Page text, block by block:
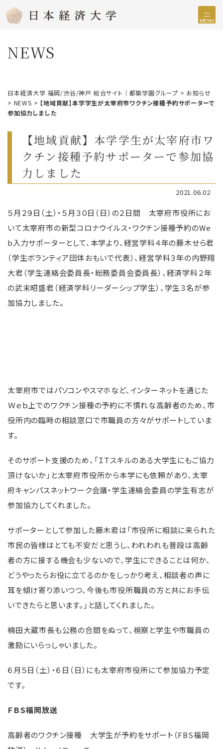
MENU
NEWS
日本経済大学 福岡/渋谷/神戸 総合サイト｜都築学園グループ > お知らせ
> NEWS > 【地域貢献】本学学生が太宰府市ワクチン接種予約サポーターで
参加協力しました
【地域貢献】本学学生が太宰府市ワ
クチン接種予約サポーターで参加協
力しました
2021.06.02
５月２９日（土）・５月３０日（日）の２日間 太宰府市役所にお
いて太宰府市の新型コロナウイルス・ワクチン接種予約のWe
b入力サポーターとして、本学より、経営学科４年の藤木せら君
（学生ボランティア団体おもいで代表）、経営学科３年の内野翔
大君（学生連絡会委員長・総務委員会委員長）、経済学科２年
の武末昭盛君（経済学科リーダーシップ学生）、学生３名が参
加協力しました。
太宰府市ではパソコンやスマホなど、インターネットを通じた
Ｗｅｂ上でのワクチン接種の予約に不慣れな高齢者のため、市
役所内の臨時の相談窓口で市職員の方々がサポートしていま
す。
そのサポート支援のため、「ＩＴスキルのある大学生にもご協力
頂けないか」と太宰府市役所から本学にも依頼があり、太宰
府キャンパスネットワーク会議・学生連絡会委員の学生有志が
参加協力してくれました。
サポーターとして参加した藤木君は「市役所に相談に来られた
市民の皆様はとても不安だと思うし、われわれも普段は高齢
者の方に接する機会も少ないので、学生にできることは何か、
どうやったらお役に立てるのかをしっかり考え、相談者の声に
耳を傾け寄り添いつつ、今後も市役所職員の方と共にお手伝
いできたらと思います。」と話してくれました。
楠田大蔵市長も公務の合間をぬって、視察と学生や市職員の
激励にいらっしゃいました。
６月５日（土）・６日（日）にも太宰府市役所にて参加協力予定
です。
ＦＢＳ福岡放送
高齢者のワクチン接種 大学生が予約をサポート（FBS福岡